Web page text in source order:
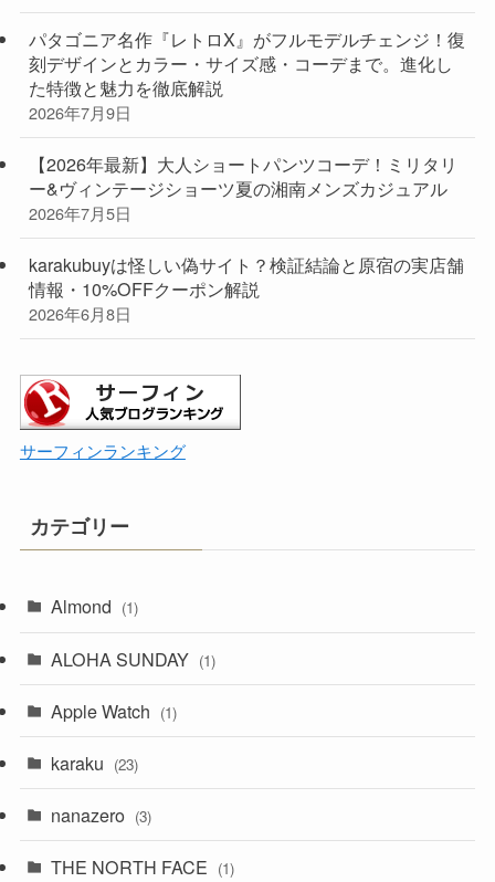
パタゴニア名作『レトロX』がフルモデルチェンジ！復
刻デザインとカラー・サイズ感・コーデまで。進化し
た特徴と魅力を徹底解説
2026年7月9日
【2026年最新】大人ショートパンツコーデ！ミリタリ
ー&ヴィンテージショーツ夏の湘南メンズカジュアル
2026年7月5日
karakubuyは怪しい偽サイト？検証結論と原宿の実店舗
情報・10%OFFクーポン解説
2026年6月8日
サーフィンランキング
カテゴリー
Almond (1)
ALOHA SUNDAY (1)
Apple Watch (1)
karaku (23)
nanazero (3)
THE NORTH FACE (1)